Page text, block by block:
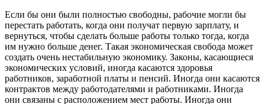
Если бы они были полностью свободны, рабочие могли бы
перестать работать, когда они получат первую зарплату, и
вернуться, чтобы сделать больше работы только тогда, когда
им нужно больше денег. Такая экономическая свобода может
создать очень нестабильную экономику. Законы, касающиеся
экономических условий, иногда касаются здоровья
работников, заработной платы и пенсий. Иногда они касаются
контрактов между работодателями и работниками. Иногда
они связаны с расположением мест работы. Иногда они